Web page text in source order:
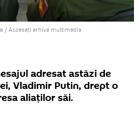
/ Accesați arhiva multimedia
adresat astăzi de
Vladimir Putin, drept o
aliaților săi.